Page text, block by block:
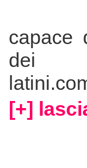
capace
dei
[+]